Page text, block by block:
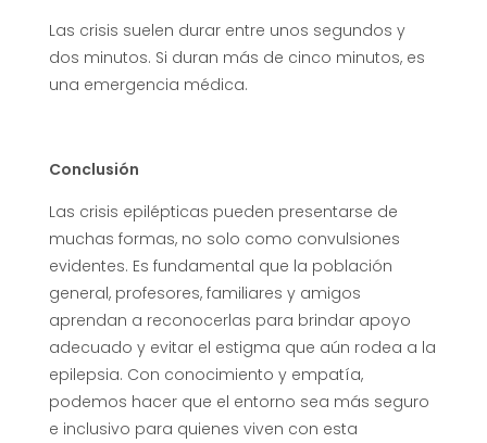
Las crisis suelen durar entre unos segundos y
dos minutos. Si duran más de cinco minutos, es
una emergencia médica.
Conclusión
Las crisis epilépticas pueden presentarse de
muchas formas, no solo como convulsiones
evidentes. Es fundamental que la población
general, profesores, familiares y amigos
aprendan a reconocerlas para brindar apoyo
adecuado y evitar el estigma que aún rodea a la
epilepsia. Con conocimiento y empatía,
podemos hacer que el entorno sea más seguro
e inclusivo para quienes viven con esta